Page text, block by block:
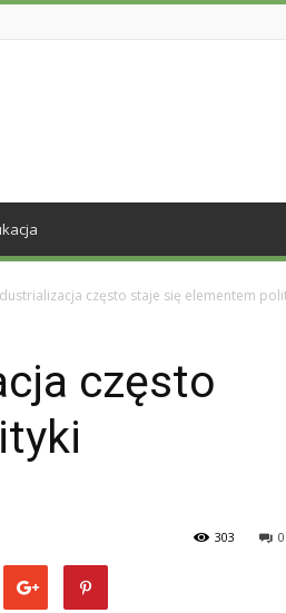
często staje się elementem
często
0
303